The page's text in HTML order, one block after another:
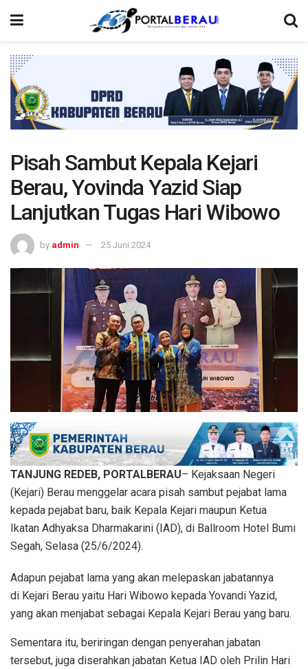
Pisah Sambut Kepala Kejari
Berau, Yovinda Yazid Siap
Lanjutkan Tugas Hari Wibowo
by admin 25 Juni 2024
TANJUNG REDEB, PORTALBERAU– Kejaksaan Negeri
(Kejari) Berau menggelar acara pisah sambut pejabat lama
kepada pejabat baru, baik Kepala Kejari maupun Ketua
Ikatan Adhyaksa Dharmakarini (IAD), di Ballroom Hotel Bumi
Segah, Selasa (25/6/2024).
Adapun pejabat lama yang akan melepaskan jabatannya
di Kejari Berau yaitu Hari Wibowo kepada Yovandi Yazid,
yang akan menjabat sebagai Kepala Kejari Berau yang baru.
Sementara itu, beriringan dengan penyerahan jabatan
tersebut, juga diserahkan jabatan Ketua IAD oleh Prilin Hari